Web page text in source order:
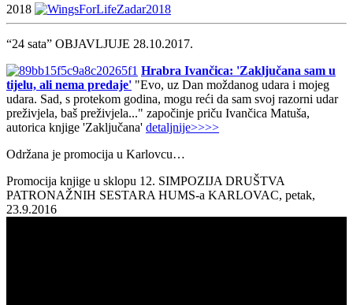
2018
“24 sata” OBJAVLJUJE 28.10.2017.
Hrabra Ivančica: 'Zaključana sam u
tijelu, ali nema predaje' "Evo, uz Dan moždanog udara i mojeg
udara. Sad, s protekom godina, mogu reći da sam svoj razorni udar
preživjela, baš preživjela..." započinje priču Ivančica Matuša,
autorica knjige 'Zaključana' detaljnije>>>>
Održana je promocija u Karlovcu…
Promocija knjige u sklopu 12. SIMPOZIJA DRUŠTVA
PATRONAŽNIH SESTARA HUMS-a KARLOVAC, petak,
23.9.2016